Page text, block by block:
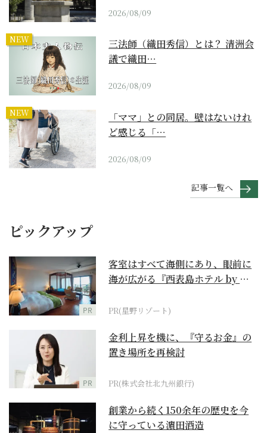
2026/08/09
NEW
三法師（織田秀信）とは？ 清洲会
議で織田…
2026/08/09
NEW
「ママ」との同居。壁はないけれ
ど感じる「…
2026/08/09
記事一覧へ
ピックアップ
PR
客室はすべて海側にあり、眼前に
海が広がる『西表島ホテル by 星
PR(星野リゾート)
PR
金利上昇を機に、『守るお金』の
置き場所を再検討
PR(株式会社北九州銀行)
創業から続く150余年の歴史を今
に守っている濵田酒造